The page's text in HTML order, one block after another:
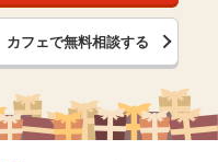
カフェで無料相談する